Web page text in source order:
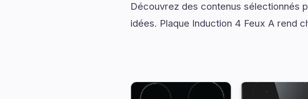
Découvrez des contenus sélectionnés
idées. Plaque Induction 4 Feux A rend